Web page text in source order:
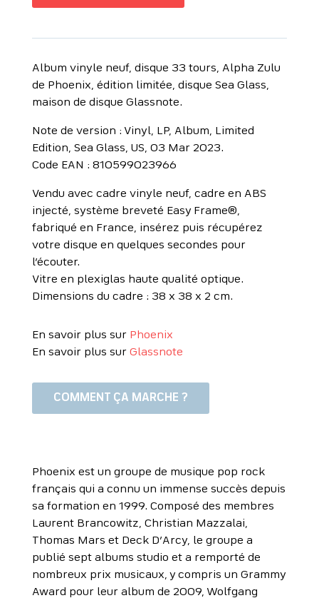
Album vinyle neuf, disque 33 tours, Alpha Zulu
de Phoenix, édition limitée, disque Sea Glass,
maison de disque Glassnote.
Note de version : Vinyl, LP, Album, Limited
Edition, Sea Glass, US, 03 Mar 2023.
Code EAN : 810599023966
Vendu avec cadre vinyle neuf, cadre en ABS
injecté, système breveté Easy Frame®,
fabriqué en France, insérez puis récupérez
votre disque en quelques secondes pour
l’écouter.
Vitre en plexiglas haute qualité optique.
Dimensions du cadre : 38 x 38 x 2 cm.
En savoir plus sur Phoenix
En savoir plus sur Glassnote
COMMENT ÇA MARCHE ?
Phoenix est un groupe de musique pop rock
français qui a connu un immense succès depuis
sa formation en 1999. Composé des membres
Laurent Brancowitz, Christian Mazzalai,
Thomas Mars et Deck D’Arcy, le groupe a
publié sept albums studio et a remporté de
nombreux prix musicaux, y compris un Grammy
Award pour leur album de 2009, Wolfgang